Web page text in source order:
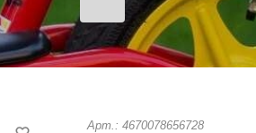
Арт.: 4670078656728